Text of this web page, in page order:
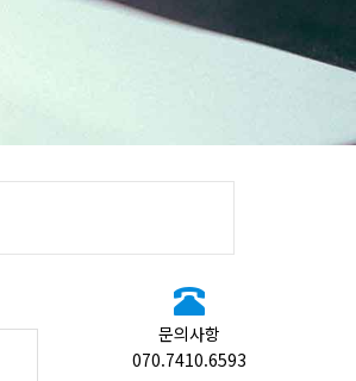
문의사항
070.7410.6593